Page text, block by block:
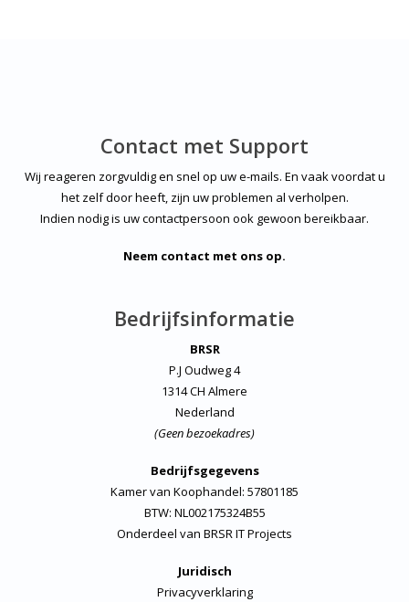
Contact met Support
Wij reageren zorgvuldig en snel op uw e-mails. En vaak voordat u
het zelf door heeft, zijn uw problemen al verholpen.
Indien nodig is uw contactpersoon ook gewoon bereikbaar.
Neem contact met ons op.
Bedrijfsinformatie
BRSR
P.J Oudweg 4
1314 CH Almere
Nederland
(Geen bezoekadres)
Bedrijfsgegevens
Kamer van Koophandel: 57801185
BTW: NL002175324B55
Onderdeel van BRSR IT Projects
Juridisch
Privacyverklaring